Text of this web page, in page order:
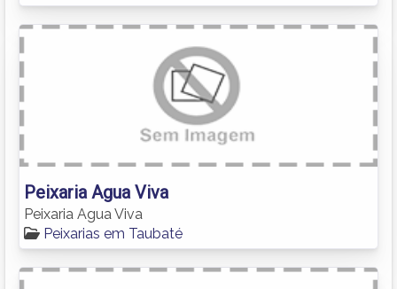
Peixaria Agua Viva
Peixaria Agua Viva
Peixarias em Taubaté